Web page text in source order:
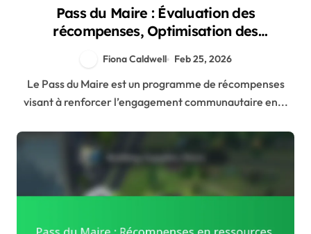
Pass du Maire : Évaluation des
récompenses, Optimisation des
Fiona Caldwell Feb 25, 2026
Le Pass du Maire est un programme de récompenses
visant à renforcer l’engagement communautaire en...